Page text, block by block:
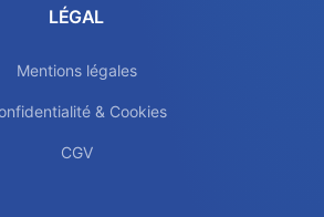
LÉGAL
Mentions légales
& Cookies
CGV